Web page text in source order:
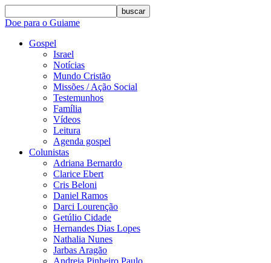
buscar
Doe para o Guiame
Gospel
Israel
Notícias
Mundo Cristão
Missões / Ação Social
Testemunhos
Família
Vídeos
Leitura
Agenda gospel
Colunistas
Adriana Bernardo
Clarice Ebert
Cris Beloni
Daniel Ramos
Darci Lourenção
Getúlio Cidade
Hernandes Dias Lopes
Nathalia Nunes
Jarbas Aragão
Andreia Pinheiro Paulo